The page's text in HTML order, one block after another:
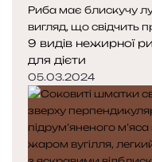
с
т
о
р
і
н
к
а
с
т
о
р
і
н
к
а
9 видів нежирної
для дієти
05.03.2024